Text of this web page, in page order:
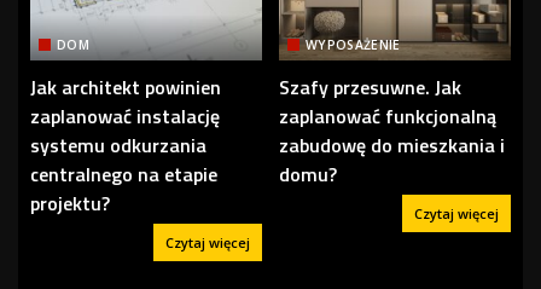
DOM
Jak architekt powinien
zaplanować instalację
systemu odkurzania
centralnego na etapie
projektu?
Czytaj więcej
WYPOSAŻENIE
Szafy przesuwne. Jak
zaplanować funkcjonalną
zabudowę do mieszkania i
domu?
Czytaj więcej